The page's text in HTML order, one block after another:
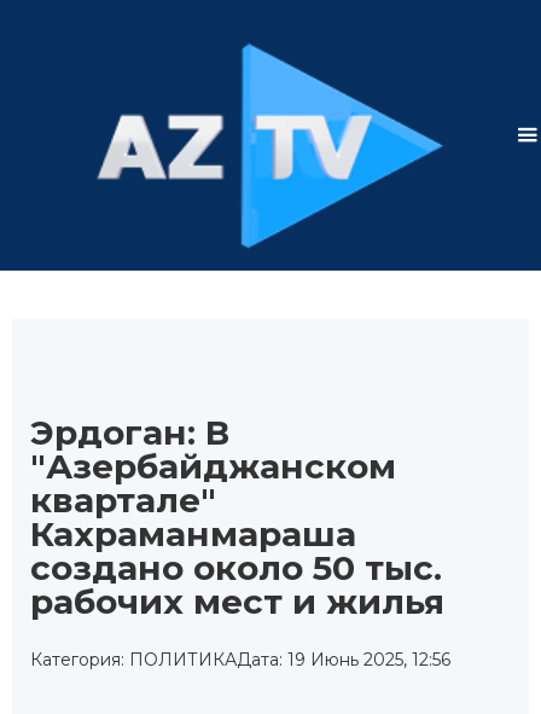
Эрдоган: В
"Азербайджанском
квартале"
Кахраманмараша
создано около 50 тыс.
рабочих мест и жилья
Категория: ПОЛИТИКАДата: 19 Июнь 2025, 12:56